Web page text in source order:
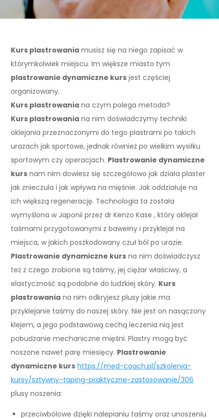
Kurs plastrowania musisz się na niego zapisać w
którymkolwiek miejscu. Im większe miasto tym
plastrowanie dynamiczne kurs jest częściej
organizowany.
Kurs plastrowania na czym polega metoda?
Kurs plastrowania na nim doświadczymy techniki
oklejania przeznaczonymi do tego plastrami po takich
urazach jak sportowe, jednak również po wielkim wysiłku
sportowym czy operacjach. Plastrowanie dynamiczne
kurs nam nim dowiesz się szczegółowo jak działa plaster
jak znieczula i jak wpływa na mięśnie. Jak oddziałuje na
ich większą regenerację. Technologia ta została
wymyślona w Japonii przez dr Kenzo Kase , który oklejał
taśmami przygotowanymi z bawełny i przyklejał na
miejsca, w jakich poszkodowany czuł ból po urazie.
Plastrowanie dynamiczne kurs na nim doświadczysz
też z czego zrobione są taśmy, jej ciężar właściwy, a
elastyczność są podobne do ludzkiej skóry. Kurs
plastrowania na nim odkryjesz plusy jakie ma
przyklejanie taśmy do naszej skóry. Nie jest on nasączony
klejem, a jego podstawową cechą leczenia nią jest
pobudzanie mechaniczne mięśni. Plastry mogą być
noszone nawet parę miesięcy. Plastrowanie
dynamiczne kurs https://med-coach.pl/szkolenia-
kursy/sztywny-taping-praktyczne-zastosowanie/306
plusy noszenia:
przeciwbólowe dzięki nalepianiu taśmy oraz unoszeniu